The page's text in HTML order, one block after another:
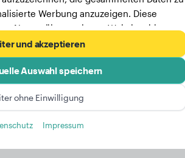
Werbung anzuzeigen. Diese
Nutzer über mehrere Websites hinweg
unserer Werbepartner.
Datenschutzerklärung
und akzeptieren
Auswahl speichern
ohne Einwilligung
Impressum